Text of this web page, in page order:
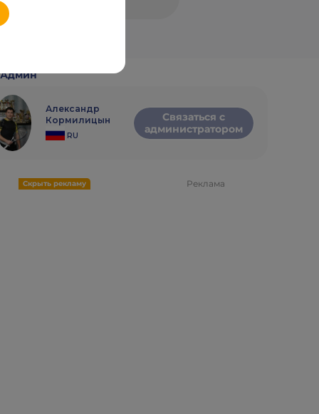
Админ
Александр
Кормилицын
RU
Связаться с
администратором
Скрыть рекламу Реклама